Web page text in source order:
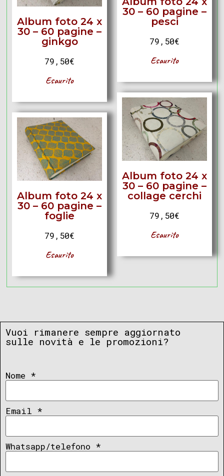
30 – 60 pagine –
pesci
79,50€
Esaurito
Album foto 24 x
30 – 60 pagine –
ginkgo
79,50€
Esaurito
Album foto 24 x
30 – 60 pagine –
collage cerchi
79,50€
Esaurito
Album foto 24 x
30 – 60 pagine –
foglie
79,50€
Esaurito
Vuoi rimanere sempre aggiornato
sulle novità e le promozioni?
Nome *
Email *
Whatsapp/telefono *